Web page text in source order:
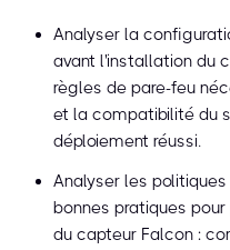
Analyser la
avant l'installation du
règles de pare-feu
et la compatibilité du
déploiement réussi.
Analyser les
bonnes pratiques
du capteur Falcon :